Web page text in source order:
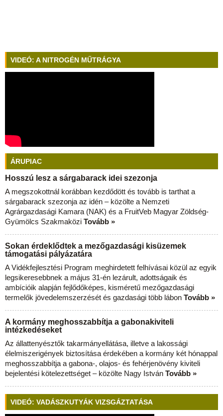
VIDEÓ: A NITROGÉN MŰTRÁGYA
ÁRUPIAC
Hosszú lesz a sárgabarack idei szezonja
A megszokottnál korábban kezdődött és tovább is tarthat a
sárgabarack szezonja az idén – közölte a Nemzeti
Agrárgazdasági Kamara (NAK) és a FruitVeb Magyar Zöldség-
Gyümölcs Szakmaközi Tovább »
Sokan érdeklődtek a mezőgazdasági kisüzemek
támogatási pályázatára
A Vidékfejlesztési Program meghirdetett felhívásai közül az egyik
legsikeresebbnek a május 31-én lezárult, adottságaik és
ambícióik alapján fejlődőképes, kisméretű mezőgazdasági
termelők jövedelemszerzését és gazdasági több lábon Tovább »
A kormány meghosszabbítja a gabonakiviteli
intézkedéseket
Az állattenyésztők takarmányellátása, illetve a lakossági
élelmiszerigények biztosítása érdekében a kormány két hónappal
meghosszabbítja a gabona-, olajos- és fehérjenövény kiviteli
bejelentési kötelezettséget – közölte Nagy István Tovább »
VIDEÓ: VADÁSZKUTYÁK VIZSGÁZTATÁSA